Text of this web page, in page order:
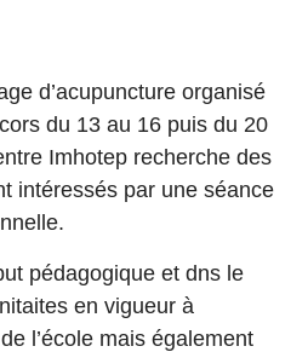
d’acupuncture organisé
du 13 au 16 puis du 20
Imhotep recherche des
intéressés par une séance
pédagogique et dns le
en vigueur à
l’école mais également